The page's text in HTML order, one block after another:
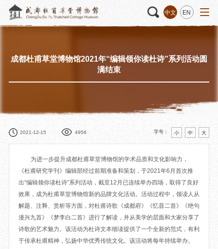
中文 EN
请
“人日游草堂”系列文化活动
数字资源
捐赠名录
文创 杜甫草堂文创馆
文创精品
数字文创
IP授权
景点 正门
大廨
诗史堂
柴门
成都杜甫草堂博物馆2021年“编辑领你读杜诗”系列活动圆
满结束
2021-12-15 4956 字号： 小 中 大
为进一步提升成都杜甫草堂博物馆的学术品质和文化影响力，
《杜甫研究学刊》编辑部经过前期准备和策划，于2021年6月首次推
出“编辑领你读杜诗”系列活动，截至12月已连续举办四场，取得了良好
效果，成为杜甫草堂博物馆新的品牌文化活动。活动过程中，领读人从
解题、注释、赏析等方面，对杜甫诗歌《成都府》《忆昔二首》《绝句
漫兴九首》《梦李白二首》进行了解读，并从美学的层面和大家分享了
诗歌的艺术魅力。该活动为杜诗文本细读提供了一个全新的范式，有利
于传承杜甫精神，弘扬中华优秀传统文化。该活动将每年持续举办。